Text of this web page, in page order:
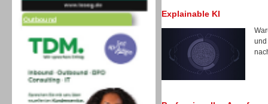
Explainable KI
und